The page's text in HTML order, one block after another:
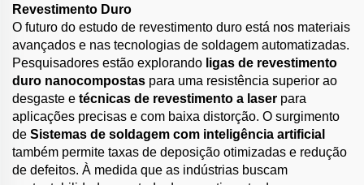
Revestimento Duro
O futuro do estudo de revestimento duro está nos materiais
avançados e nas tecnologias de soldagem automatizadas.
Pesquisadores estão explorando ligas de revestimento
duro nanocompostas para uma resistência superior ao
desgaste e técnicas de revestimento a laser para
aplicações precisas e com baixa distorção. O surgimento
de Sistemas de soldagem com inteligência artificial
também permite taxas de deposição otimizadas e redução
de defeitos. À medida que as indústrias buscam